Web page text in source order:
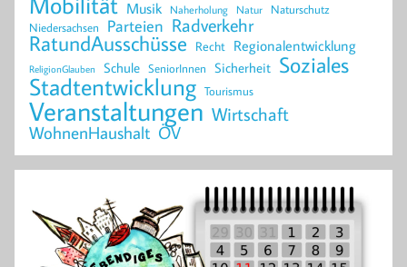
Musik Naherholung Natur Naturschutz
Niedersachsen Parteien Radverkehr
RatundAusschüsse Recht Regionalentwicklung
ReligionGlauben Schule SeniorInnen Sicherheit Soziales
Stadtentwicklung Tourismus
Veranstaltungen Wirtschaft
WohnenHaushalt ÖV